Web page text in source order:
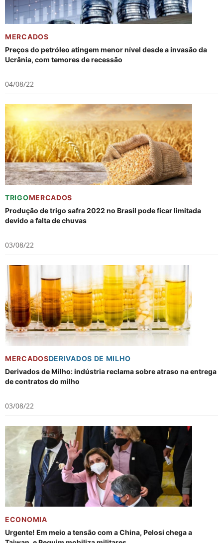
MERCADOS
Preços do petróleo atingem menor nível desde a invasão da
Ucrânia, com temores de recessão
04/08/22
TRIGOMERCADOS
Produção de trigo safra 2022 no Brasil pode ficar limitada
devido a falta de chuvas
03/08/22
MERCADOSDERIVADOS DE MILHO
Derivados de Milho: indústria reclama sobre atraso na entrega
de contratos do milho
03/08/22
ECONOMIA
Urgente! Em meio a tensão com a China, Pelosi chega a